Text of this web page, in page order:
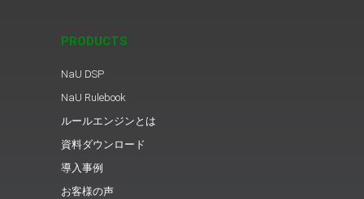
PRODUCTS
NaU DSP
NaU Rulebook
ルールエンジンとは
資料ダウンロード
導入事例
お客様の声